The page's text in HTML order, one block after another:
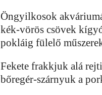
Öngyilkosok
kék-vörös csövek
pokláig fülelő
Fekete frakkjuk alá
bőregér-szárnyuk a